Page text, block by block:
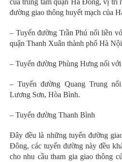
đường giao thông huyết mạch của
– Tuyến đường Trần Phú nối liền
quận Thanh Xuân thành phố Hà
– Tuyến đường Phùng Hưng nối
– Tuyến đường Quang Trung
Lương Sơn, Hòa Bình.
– Tuyến đường Thanh Bình
Đây đều là những tuyến đường
Đông, các tuyến đường này đều
cho nhu cầu tham gia giao thông